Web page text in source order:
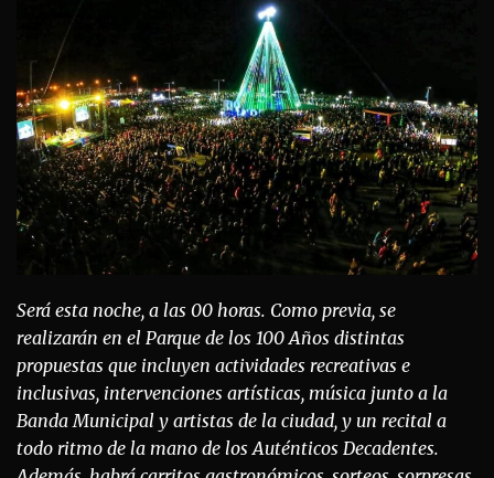
Será esta noche, a las 00 horas. Como previa, se
realizarán en el Parque de los 100 Años distintas
propuestas que incluyen actividades recreativas e
inclusivas, intervenciones artísticas, música junto a la
Banda Municipal y artistas de la ciudad, y un recital a
todo ritmo de la mano de los Auténticos Decadentes.